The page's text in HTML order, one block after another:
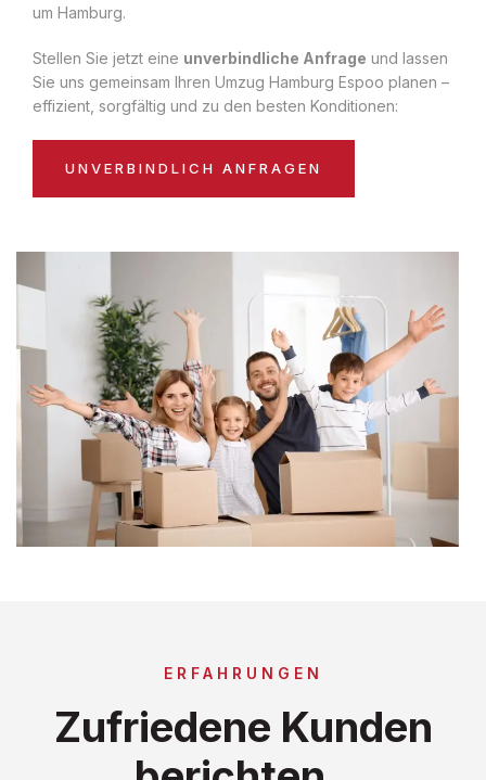
um Hamburg.
Stellen Sie jetzt eine unverbindliche Anfrage und lassen
Sie uns gemeinsam Ihren Umzug Hamburg Espoo planen –
effizient, sorgfältig und zu den besten Konditionen:
UNVERBINDLICH ANFRAGEN
ERFAHRUNGEN
Zufriedene Kunden